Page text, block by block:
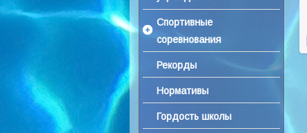
Спортивные
соревнования
Рекорды
Нормативы
Гордость школы